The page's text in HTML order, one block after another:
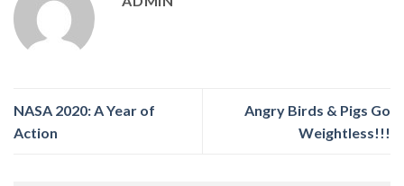
NASA 2020: A Year of
Action
Angry Birds & Pigs Go
Weightless!!!